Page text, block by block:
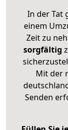
In der Tat
einem
Zeit zu
sorgfältig
Mit der
Senden